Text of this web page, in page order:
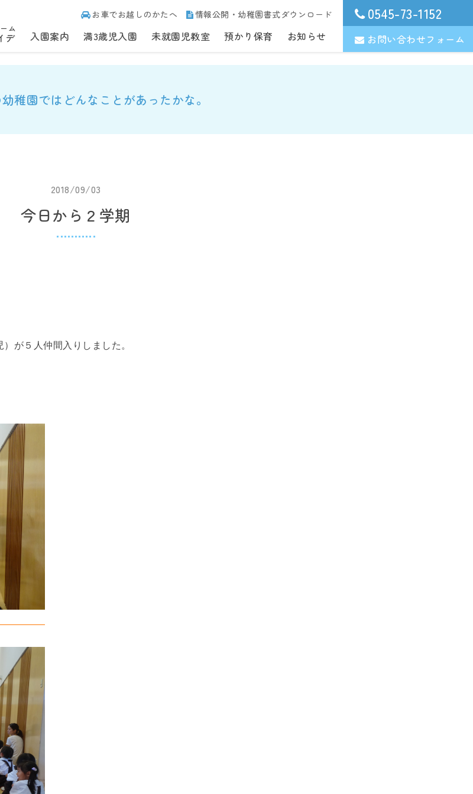
お車でお越しのかたへ 情報公開・幼稚園書式ダウンロード
ム
デ 入園案内 満3歳児入園 未就園児教室 預かり保育 お知らせ
0545-73-1152
お問い合わせフォーム
稚園ではどんなことがあったかな。
2018/09/03
今日から２学期
が５人仲間入りしました。